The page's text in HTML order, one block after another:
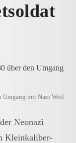
Umgang mit Nazi Weil
Neonazi
Kleinkaliber-